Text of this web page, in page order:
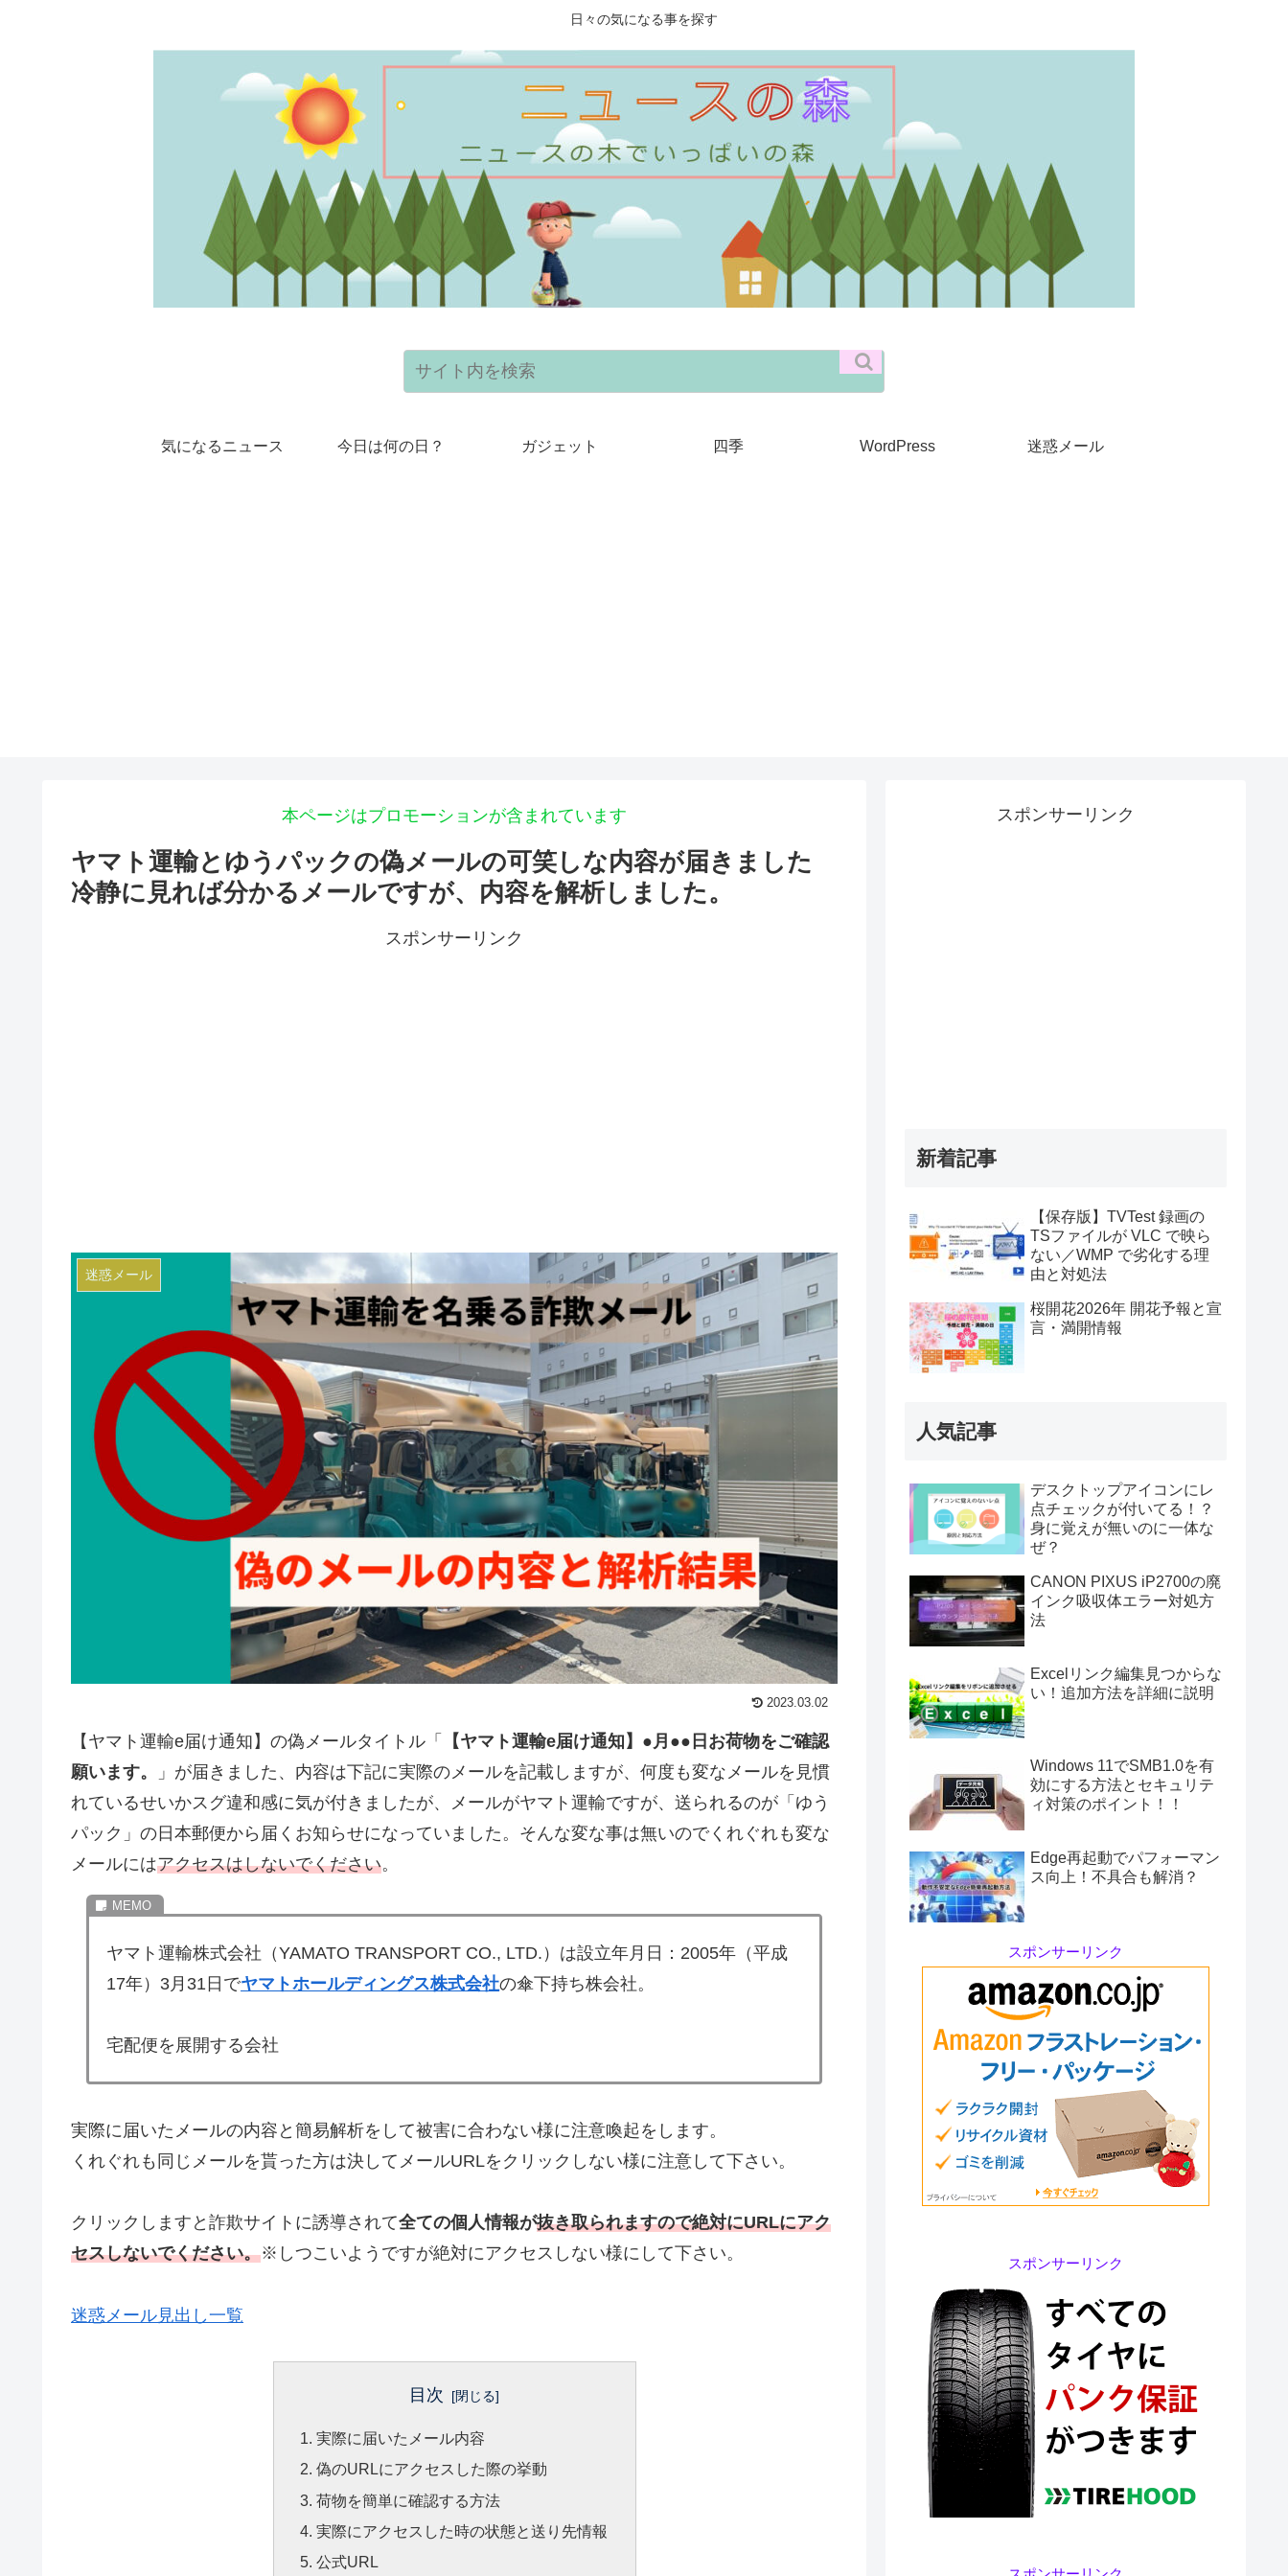
日々の気になる事を探す
気になるニュース 今日は何の日？ ガジェット 四季 WordPress 迷惑メール
本ページはプロモーションが含まれています
ヤマト運輸とゆうパックの偽メールの可笑しな内容が届きました
冷静に見れば分かるメールですが、内容を解析しました。
スポンサーリンク
迷惑メール
2023.03.02
【ヤマト運輸e届け通知】の偽メールタイトル「
【ヤマト運輸e届け通知】●月●●日お荷物をご確認
願います。
」が届きました、内容は下記に実際のメールを記載しますが、何度も変なメールを見慣
れているせいかスグ違和感に気が付きましたが、メールがヤマト運輸ですが、送られるのが「ゆう
パック」の日本郵便から届くお知らせになっていました。そんな変な事は無いのでくれぐれも変な
メールにはアクセスはしないでください。
ヤマト運輸株式会社（YAMATO TRANSPORT CO., LTD.）は設立年月日：2005年（平成
17年）3月31日でヤマトホールディングス株式会社の傘下持ち株会社。
宅配便を展開する会社
実際に届いたメールの内容と簡易解析をして被害に合わない様に注意喚起をします。
くれぐれも同じメールを貰った方は決してメールURLをクリックしない様に注意して下さい。
クリックしますと詐欺サイトに誘導されて全ての個人情報が抜き取られますので絶対にURLにアク
セスしないでください。※しつこいようですが絶対にアクセスしない様にして下さい。
迷惑メール見出し一覧
目次
実際に届いたメール内容
偽のURLにアクセスした際の挙動
荷物を簡単に確認する方法
実際にアクセスした時の状態と送り先情報
公式URL
スポンサーリンク
新着記事
【保存版】TVTest 録画の
TSファイルが VLC で映ら
ない／WMP で劣化する理
由と対処法
桜開花2026年 開花予報と宣
言・満開情報
人気記事
デスクトップアイコンにレ
点チェックが付いてる！？
身に覚えが無いのに一体な
ぜ？
CANON PIXUS iP2700の廃
インク吸収体エラー対処方
法
Excelリンク編集見つからな
い！追加方法を詳細に説明
Windows 11でSMB1.0を有
効にする方法とセキュリテ
ィ対策のポイント！！
Edge再起動でパフォーマン
ス向上！不具合も解消？
スポンサーリンク
スポンサーリンク